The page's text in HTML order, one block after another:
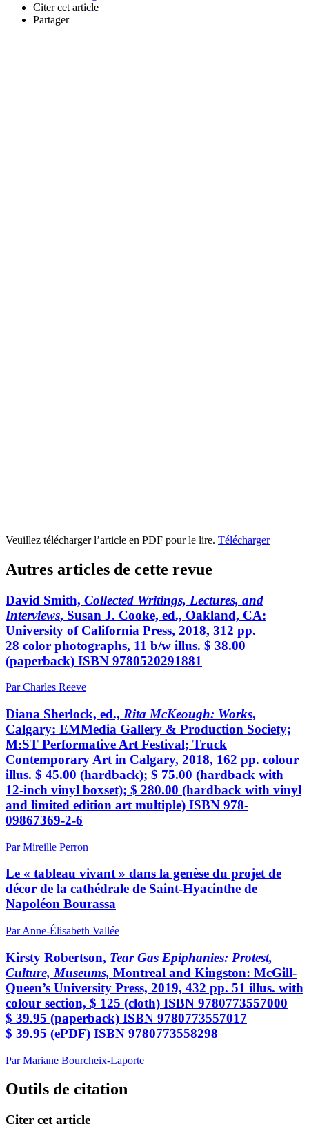
Citer cet article
Partager
Veuillez télécharger l’article en PDF pour le lire. Télécharger
Autres articles de cette revue
David Smith, Collected Writings, Lectures, and
Interviews, Susan J. Cooke, ed., Oakland, CA:
University of California Press, 2018, 312 pp.
28 color photographs, 11 b/w illus. $ 38.00
(paperback) ISBN 9780520291881
Par Charles Reeve
Diana Sherlock, ed., Rita McKeough: Works,
Calgary: EMMedia Gallery & Production Society;
M:ST Performative Art Festival; Truck
Contemporary Art in Calgary, 2018, 162 pp. colour
illus. $ 45.00 (hardback); $ 75.00 (hardback with
12-inch vinyl boxset); $ 280.00 (hardback with vinyl
and limited edition art multiple) ISBN 978-
09867369-2-6
Par Mireille Perron
Le « tableau vivant » dans la genèse du projet de
décor de la cathédrale de Saint-Hyacinthe de
Napoléon Bourassa
Par Anne-Élisabeth Vallée
Kirsty Robertson, Tear Gas Epiphanies: Protest,
Culture, Museums, Montreal and Kingston: McGill-
Queen’s University Press, 2019, 432 pp. 51 illus. with
colour section, $ 125 (cloth) ISBN 9780773557000
$ 39.95 (paperback) ISBN 9780773557017
$ 39.95 (ePDF) ISBN 9780773558298
Par Mariane Bourcheix-Laporte
Outils de citation
Citer cet article